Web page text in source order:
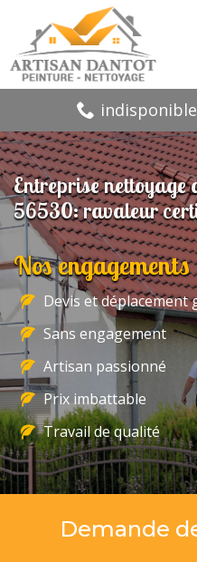
indisponible
Entreprise nettoyage
56530: ravaleur
Nos engagements
Devis et déplacement
Sans engagement
Artisan passionné
Prix imbattable
Travail de qualité
Demande